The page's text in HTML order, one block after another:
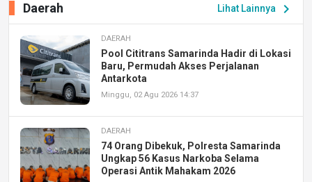
Lihat Lainnya chevron_right
Daerah
DAERAH
Pool Cititrans Samarinda Hadir di Lokasi
Baru, Permudah Akses Perjalanan
Antarkota
Minggu, 02 Agu 2026 14:37
DAERAH
74 Orang Dibekuk, Polresta Samarinda
Ungkap 56 Kasus Narkoba Selama
Operasi Antik Mahakam 2026